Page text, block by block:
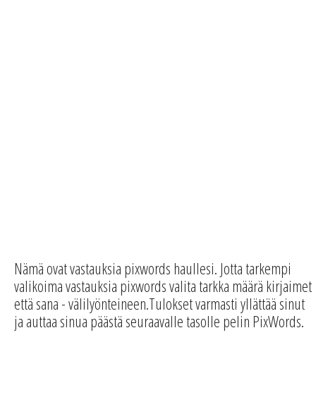
Nämä ovat vastauksia pixwords haullesi. Jotta tarkempi
valikoima vastauksia pixwords valita tarkka määrä kirjaimet
että sana - välilyönteineen.Tulokset varmasti yllättää sinut
ja auttaa sinua päästä seuraavalle tasolle pelin PixWords.